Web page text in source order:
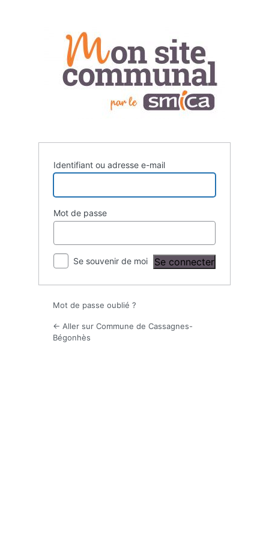
connecter
Identifiant ou adresse e-mail
Mot de passe
Se souvenir de moi
Mot de passe oublié ?
← Aller sur Commune de Cassagnes-
Bégonhès